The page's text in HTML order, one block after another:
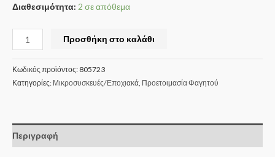
Διαθεσιμότητα: 2 σε απόθεμα
Προσθήκη στο καλάθι
Κωδικός προϊόντος:805723
Κατηγορίες: Μικροσυσκευές/Εποχιακά, Προετοιμασία Φαγητού
Περιγραφή